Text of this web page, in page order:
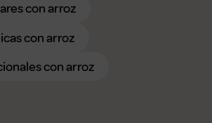
con arroz
con arroz
con arroz